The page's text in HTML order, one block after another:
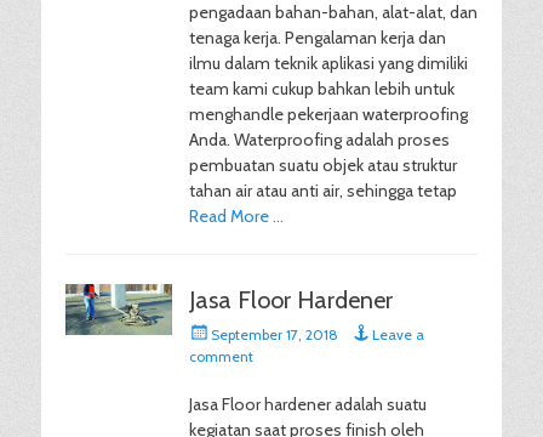
pengadaan bahan-bahan, alat-alat, dan
tenaga kerja. Pengalaman kerja dan
ilmu dalam teknik aplikasi yang dimiliki
team kami cukup bahkan lebih untuk
menghandle pekerjaan waterproofing
Anda. Waterproofing adalah proses
pembuatan suatu objek atau struktur
tahan air atau anti air, sehingga tetap
Read More …
Jasa Floor Hardener
Posted
on
September 17, 2018
Leave a
comment
Jasa Floor hardener adalah suatu
kegiatan saat proses finish oleh